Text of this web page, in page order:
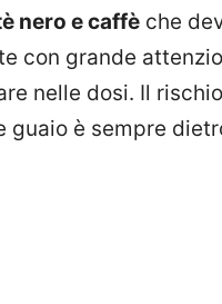
nero e caffè che
con grande
nelle dosi. Il
guaio è sempre